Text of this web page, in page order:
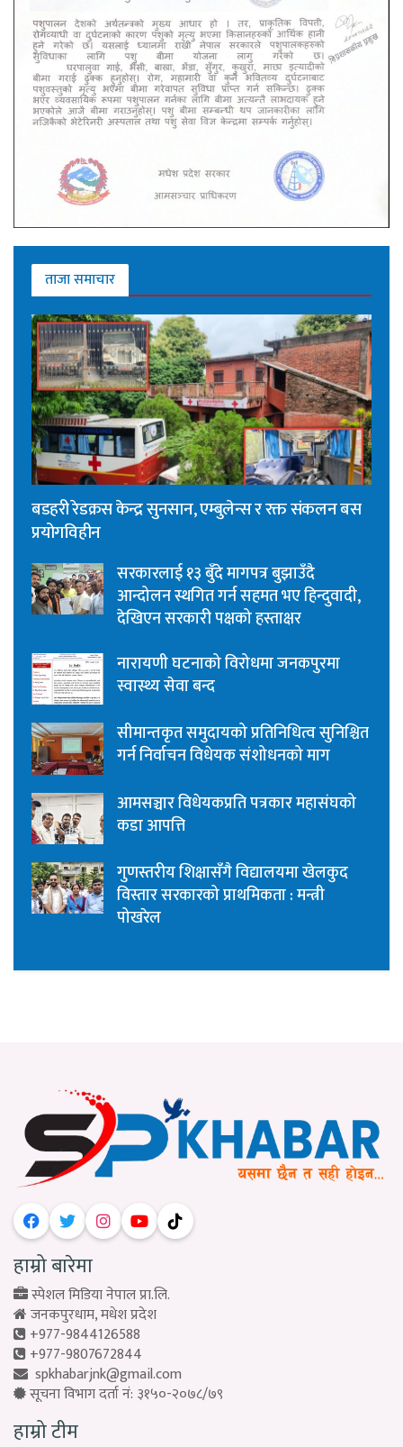
ताजा समाचार
बडहरी रेडक्रस केन्द्र सुनसान, एम्बुलेन्स र रक्त संकलन बस
प्रयोगविहीन
सरकारलाई १३ बुँदे मागपत्र बुझाउँदै
आन्दोलन स्थगित गर्न सहमत भए हिन्दुवादी,
देखिएन सरकारी पक्षको हस्ताक्षर
नारायणी घटनाको विरोधमा जनकपुरमा
स्वास्थ्य सेवा बन्द
सीमान्तकृत समुदायको प्रतिनिधित्व सुनिश्चित
गर्न निर्वाचन विधेयक संशोधनको माग
आमसञ्चार विधेयकप्रति पत्रकार महासंघको
कडा आपत्ति
गुणस्तरीय शिक्षासँगै विद्यालयमा खेलकुद
विस्तार सरकारको प्राथमिकता : मन्त्री
पोखरेल
हाम्रो बारेमा
स्पेशल मिडिया नेपाल प्रा.लि.
जनकपुरधाम, मधेश प्रदेश
+977-9844126588
+977-9807672844
spkhabarjnk@gmail.com
सूचना विभाग दर्ता नं: ३१५०-२०७८/७९
हाम्रो टीम